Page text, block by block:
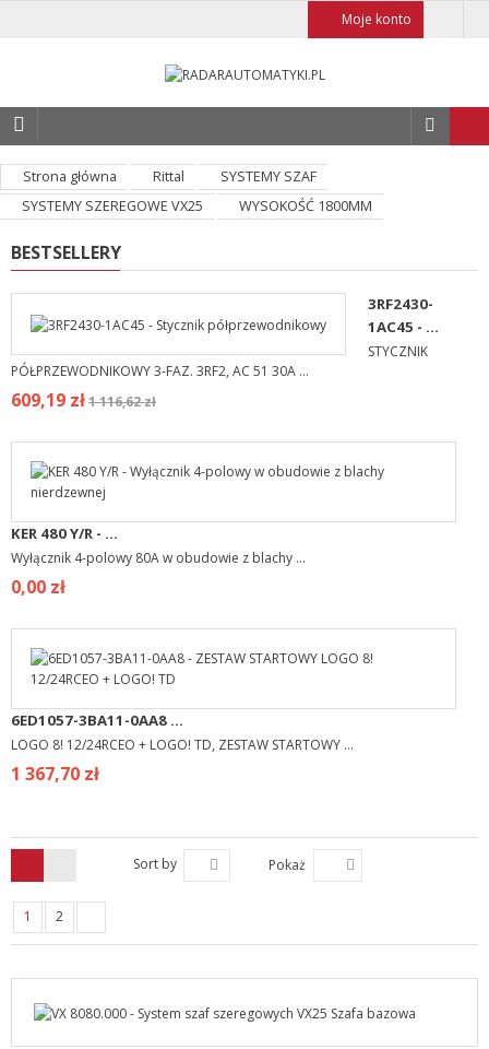
Moje konto
Strona główna Rittal
SYSTEMY SZAF
SYSTEMY SZEREGOWE VX25
WYSOKOŚĆ 1800MM
BESTSELLERY
3RF2430-
1AC45 - ...
STYCZNIK
PÓŁPRZEWODNIKOWY 3-FAZ. 3RF2, AC 51 30A ...
609,19 zł1 116,62 zł
KER 480 Y/R - ...
Wyłącznik 4-polowy 80A w obudowie z blachy ...
0,00 zł
6ED1057-3BA11-0AA8 ...
LOGO 8! 12/24RCEO + LOGO! TD, ZESTAW STARTOWY ...
1 367,70 zł
Sort by Pokaż
1 2